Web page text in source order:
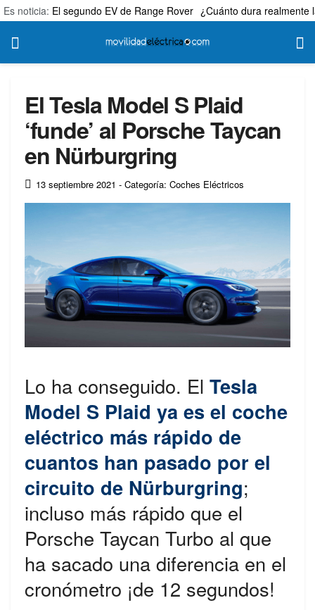
Es noticia: El segundo EV de Range Rover ¿Cuánto dura realmente
El Tesla Model S Plaid
‘funde’ al Porsche Taycan
en Nürburgring
13 septiembre 2021 - Categoría: Coches Eléctricos
Lo ha conseguido. El Tesla
Model S Plaid ya es el coche
eléctrico más rápido de
cuantos han pasado por el
circuito de Nürburgring;
incluso más rápido que el
Porsche Taycan Turbo al que
ha sacado una diferencia en el
cronómetro ¡de 12 segundos!